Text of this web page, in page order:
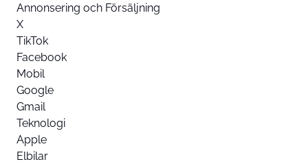
Annonsering och Försäljning
X
TikTok
Facebook
Mobil
Google
Gmail
Teknologi
Apple
Elbilar